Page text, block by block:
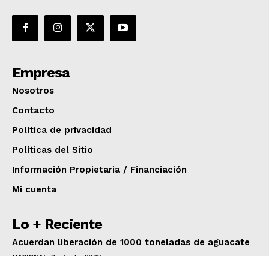
Empresa
Nosotros
Contacto
Política de privacidad
Políticas del Sitio
Información Propietaria / Financiación
Mi cuenta
Lo + Reciente
Acuerdan liberación de 1000 toneladas de aguacate